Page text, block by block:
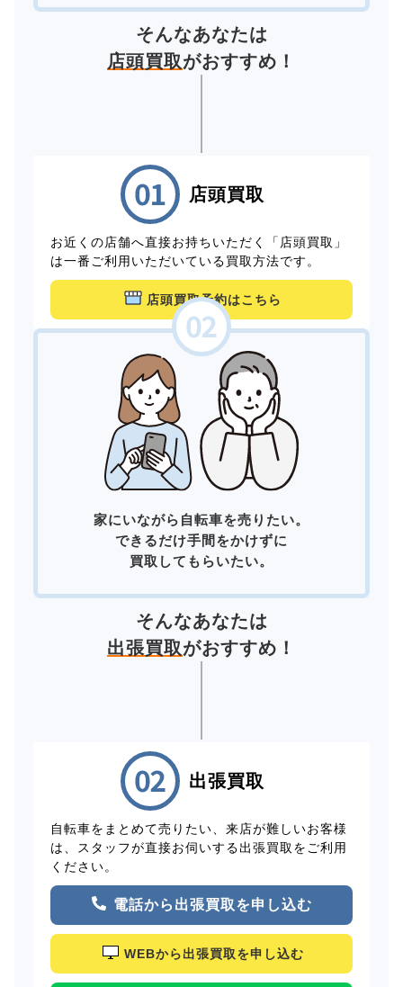
そんなあなたは
店頭買取がおすすめ！
店頭買取
お近くの店舗へ直接お持ちいただく「店頭買取」
は一番ご利用いただいている買取方法です。
店頭買取予約はこちら
家にいながら自転車を売りたい。
できるだけ手間をかけずに
買取してもらいたい。
そんなあなたは
出張買取がおすすめ！
出張買取
自転車をまとめて売りたい、来店が難しいお客様
は、スタッフが直接お伺いする出張買取をご利用
ください。
電話から出張買取を申し込む
WEBから出張買取を申し込む